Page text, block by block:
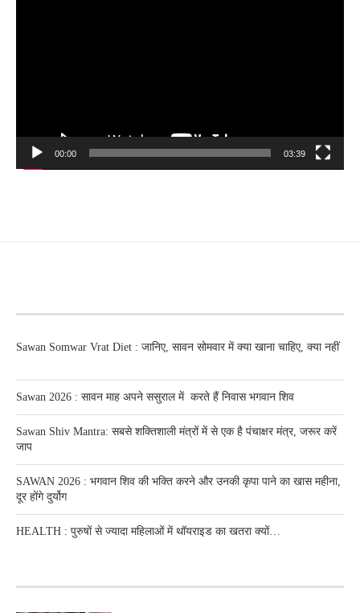
00:00 03:39
Sawan Somwar Vrat Diet : जानिए, सावन सोमवार में क्या खाना चाहिए, क्या नहीं
Sawan 2026 : सावन माह अपने ससुराल में करते हैं निवास भगवान शिव
Sawan Shiv Mantra: सबसे शक्तिशाली मंत्रों में से एक है पंचाक्षर मंत्र, जरूर करें
जाप
SAWAN 2026 : भगवान शिव की भक्ति करने और उनकी कृपा पाने का खास महीना,
दूर होंगे दुर्योग
HEALTH : पुरुषों से ज्यादा महिलाओं में थॉयराइड का खतरा क्यों…